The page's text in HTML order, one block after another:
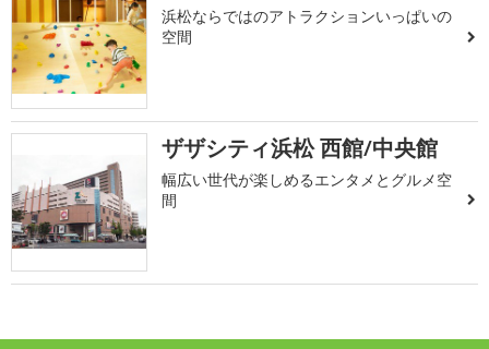
浜松ならではのアトラクションいっぱいの
空間
ザザシティ浜松 西館/中央館
幅広い世代が楽しめるエンタメとグルメ空
間